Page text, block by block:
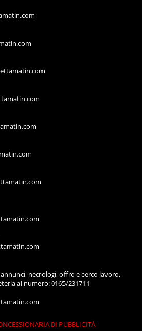
necrologi, offro e cerco lavoro,
al numero: 0165/231711
DI PUBBLICITÀ